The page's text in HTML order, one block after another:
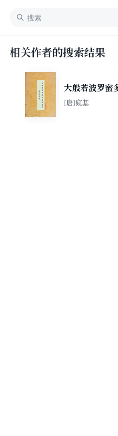
相关作者的搜索结果
大般若波罗蜜
述赞
[唐]窥基